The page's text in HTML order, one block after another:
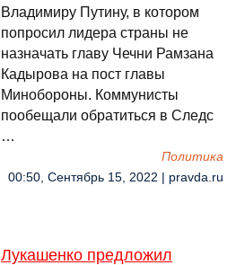
Владимиру Путину, в котором
попросил лидера страны не
назначать главу Чечни Рамзана
Кадырова на пост главы
Минобороны. Коммунисты
пообещали обратиться в Следс
…
Политика
00:50, Сентябрь 15, 2022 | pravda.ru
Лукашенко предложил